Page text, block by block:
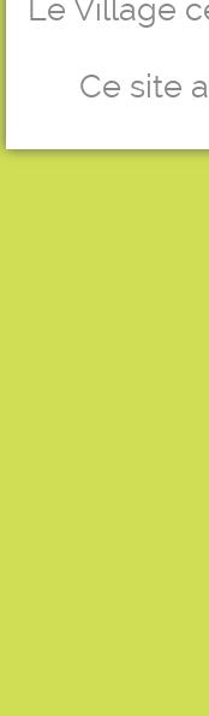
Le Village
Ce site